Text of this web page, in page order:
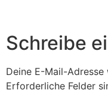
Schreibe
Deine E-Mail-
Erforderliche Felder